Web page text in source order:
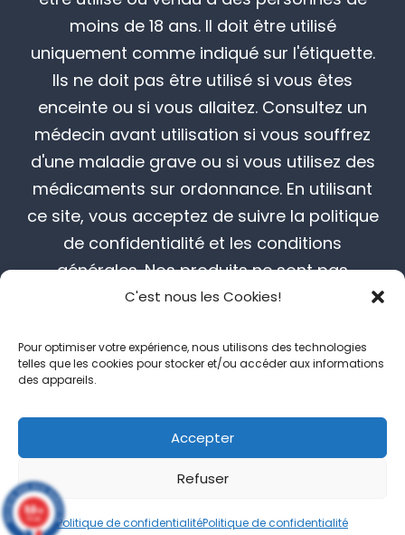
C'est nous les Cookies!
Pour optimiser votre expérience, nous utilisons des technologies
telles que les cookies pour stocker et/ou accéder aux informations
des appareils.
Accepter
Refuser
Politique de confidentialitéPolitique de confidentialité
moins de 18 ans. Il doit être utilisé
uniquement comme indiqué sur l'étiquette.
Ils ne doit pas être utilisé si vous êtes
enceinte ou si vous allaitez. Consultez un
médecin avant utilisation si vous souffrez
d'une maladie grave ou si vous utilisez des
médicaments sur ordonnance. En utilisant
ce site, vous acceptez de suivre la politique
de confidentialité et les conditions
générales. Nos produits ne sont pas
destinés à diagnostiquer, traiter, guérir ou
© 2026 Boutique CBD Olikana®. Toute copie
totale ou partielle de ce site et son contenu
9.8/10
132 avis